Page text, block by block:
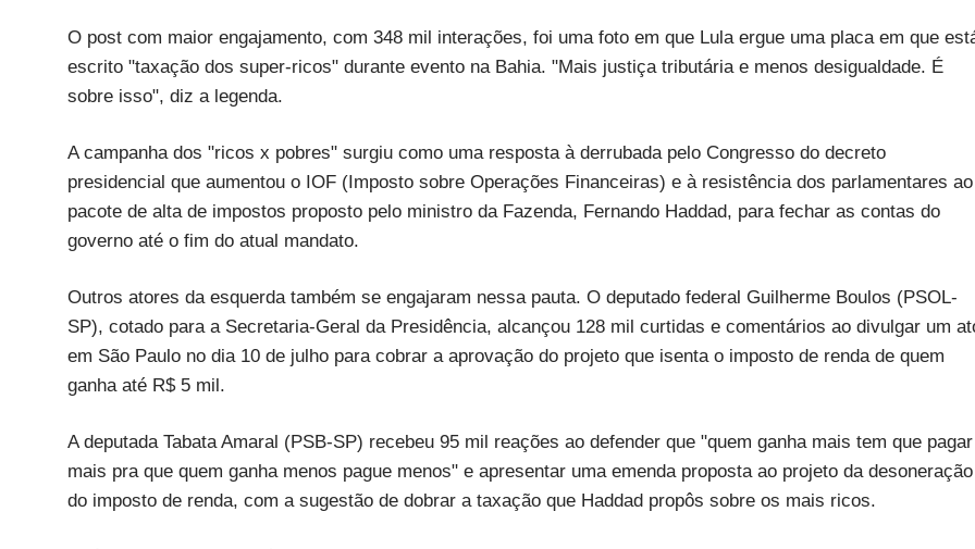
O post com maior engajamento, com 348 mil interações, foi uma foto em que Lula ergue uma placa em que
escrito "taxação dos super-ricos" durante evento na Bahia. "Mais justiça tributária e menos desigualdade. É
sobre isso", diz a legenda.
A campanha dos "ricos x pobres" surgiu como uma resposta à derrubada pelo Congresso do decreto
presidencial que aumentou o IOF (Imposto sobre Operações Financeiras) e à resistência dos parlamentares ao
pacote de alta de impostos proposto pelo ministro da Fazenda, Fernando Haddad, para fechar as contas do
governo até o fim do atual mandato.
Outros atores da esquerda também se engajaram nessa pauta. O deputado federal Guilherme Boulos (PSOL-
SP), cotado para a Secretaria-Geral da Presidência, alcançou 128 mil curtidas e comentários ao divulgar um
em São Paulo no dia 10 de julho para cobrar a aprovação do projeto que isenta o imposto de renda de quem
ganha até R$ 5 mil.
A deputada Tabata Amaral (PSB-SP) recebeu 95 mil reações ao defender que "quem ganha mais tem que pagar
mais pra que quem ganha menos pague menos" e apresentar uma emenda proposta ao projeto da desoneração
do imposto de renda, com a sugestão de dobrar a taxação que Haddad propôs sobre os mais ricos.